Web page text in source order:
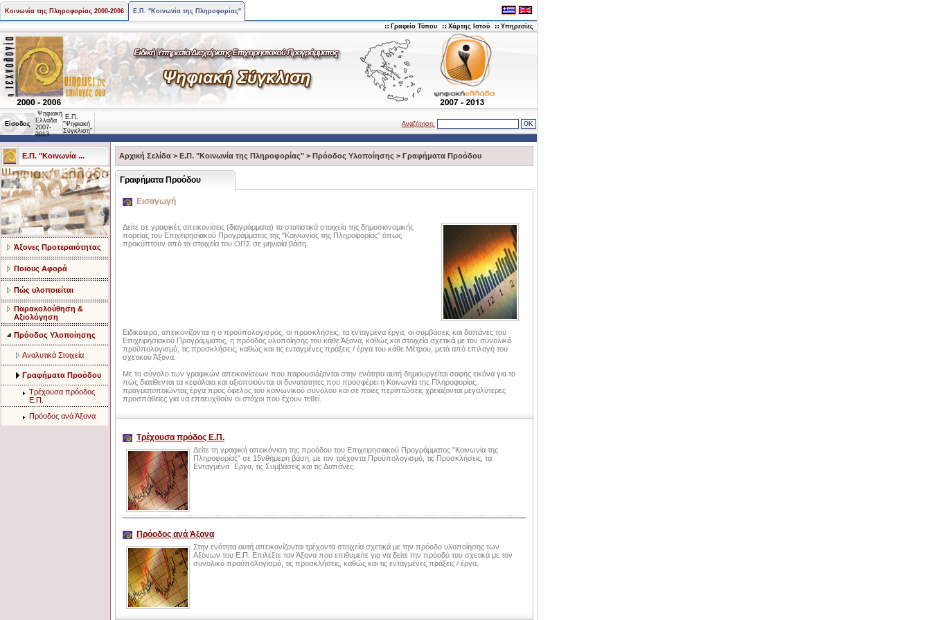
Κοινωνία της Πληροφορίας 2000-2006 Ε.Π. "Κοινωνία της Πληροφορίας"
Γραφείο Τύπου Χάρτης Ιστού Υπηρεσίες
Είσοδος
Ψηφιακή
Ελλάδα
2007-
2013
Ε.Π.
"Ψηφιακή
Σύγκλιση"
Αναζήτηση:
Ε.Π. "Κοινωνία ...
Άξονες Προτεραιότητας
Ποιους Αφορά
Πώς υλοποιείται
Παρακολούθηση &
Αξιολόγηση
Πρόοδος Υλοποίησης
Aναλυτικά Στοιχεία
Γραφήματα Προόδου
Τρέχουσα πρόοδος
Ε.Π.
Πρόοδος ανά Άξονα
Αρχική Σελίδα > Ε.Π. "Κοινωνία της Πληροφορίας" > Πρόοδος Υλοποίησης > Γραφήματα Προόδου
Γραφήματα Προόδου
Εισαγωγή
Δείτε σε γραφικές απεικονίσεις (διαγράμματα) τα στατιστικά στοιχεία της δημοσιονομικής
πορείας του Επιχειρησιακού Προγράμματος της "Κοινωνίας της Πληροφορίας" όπως
προκύπτουν από τα στοιχεία του ΟΠΣ σε μηνιαία βάση.
Ειδικότερα, απεικονίζονται η ο προϋπολογισμός, οι προσκλήσεις, τα ενταγμένα έργα, οι συμβάσεις και δαπάνες του
Επιχειρησιακού Προγράμματος, η πρόοδος υλοποίησης του κάθε Άξονα, καθώς και στοιχεία σχετικά με τον συνολικό
προϋπολογισμό, τις προσκλήσεις, καθώς και τις ενταγμένες πράξεις / έργα του κάθε Μέτρου, μετά από επιλογή του
σχετικού Άξονα.
Με το σύνολο των γραφικών απεικονίσεων που παρουσιάζονται στην ενότητα αυτή δημιουργείται σαφής εικόνα για το
πώς διατίθενται τα κεφάλαια και αξιοποιούνται οι δυνατότητες που προσφέρει η Κοινωνία της Πληροφορίας,
πραγματοποιώντας έργα προς όφελος του κοινωνικού συνόλου και σε ποιες περιπτώσεις χρειάζονται μεγαλύτερες
προσπάθειες για να επιτευχθούν οι στόχοι που έχουν τεθεί.
Τρέχουσα πρόδος Ε.Π.
Δείτε τη γραφική απεικόνιση της προόδου του Επιχειρησιακού Προγράμματος "Κοινωνία της
Πληροφορίας" σε 15νθήμερη βάση, με τον τρέχοντα Προϋπολογισμό, τις Προσκλήσεις, τα
Ενταγμένα ¨Εργα, τις Συμβάσεις και τις Δαπάνες.
Πρόοδος ανά Άξονα
Στην ενότητα αυτή απεικονίζονται τρέχοντα στοιχεία σχετικά με την πρόοδο υλοποίησης των
Αξόνων του Ε.Π. Επιλέξτε τον Άξονα που επιθυμείτε για να δείτε την πρόοδό του σχετικά με τον
συνολικό προϋπολογισμό, τις προσκλήσεις, καθώς και τις ενταγμένες πράξεις / έργα.